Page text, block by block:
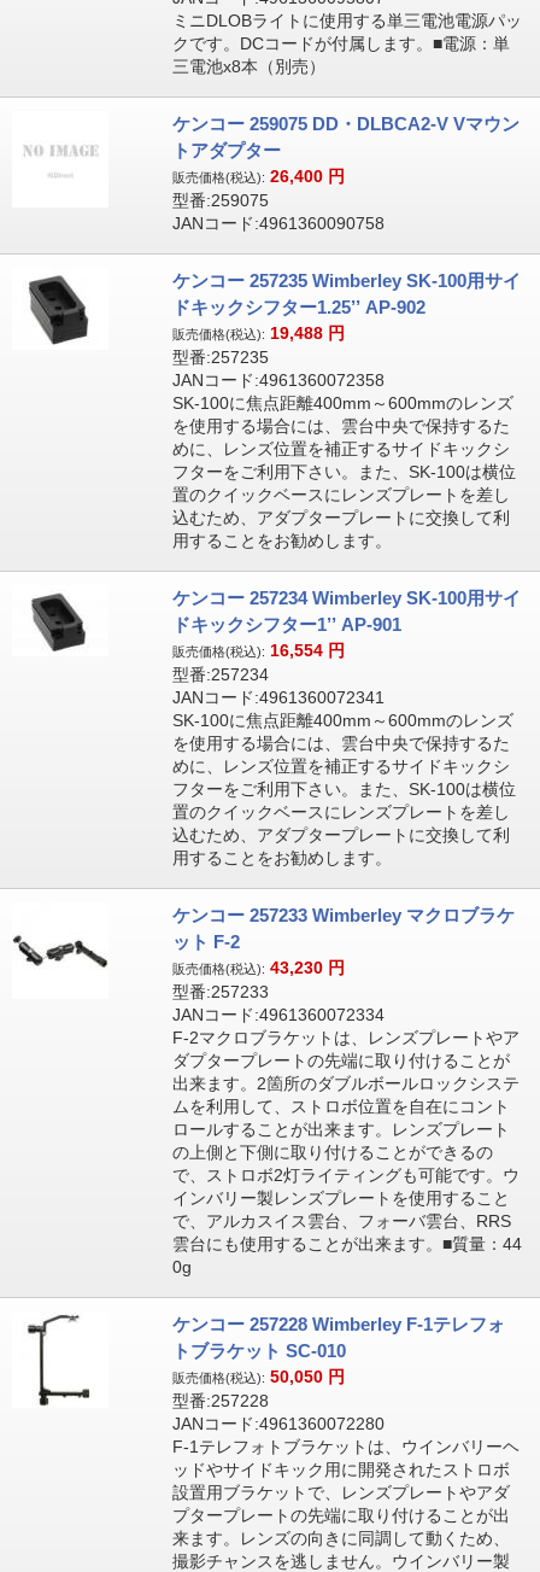
ミニDLOBライトに使用する単三電池電源パッ
クです。DCコードが付属します。■電源：単
三電池x8本（別売）
ケンコー 259075 DD・DLBCA2-V Vマウン
トアダプター
販売価格(税込): 26,400 円
型番:259075
JANコード:4961360090758
ケンコー 257235 Wimberley SK-100用サイ
ドキックシフター1.25’’ AP-902
販売価格(税込): 19,488 円
型番:257235
JANコード:4961360072358
SK-100に焦点距離400mm～600mmのレンズ
を使用する場合には、雲台中央で保持するた
めに、レンズ位置を補正するサイドキックシ
フターをご利用下さい。また、SK-100は横位
置のクイックベースにレンズプレートを差し
込むため、アダプタープレートに交換して利
用することをお勧めします。
ケンコー 257234 Wimberley SK-100用サイ
ドキックシフター1’’ AP-901
販売価格(税込): 16,554 円
型番:257234
JANコード:4961360072341
SK-100に焦点距離400mm～600mmのレンズ
を使用する場合には、雲台中央で保持するた
めに、レンズ位置を補正するサイドキックシ
フターをご利用下さい。また、SK-100は横位
置のクイックベースにレンズプレートを差し
込むため、アダプタープレートに交換して利
用することをお勧めします。
ケンコー 257233 Wimberley マクロブラケ
ット F-2
販売価格(税込): 43,230 円
型番:257233
JANコード:4961360072334
F-2マクロブラケットは、レンズプレートやア
ダプタープレートの先端に取り付けることが
出来ます。2箇所のダブルボールロックシステ
ムを利用して、ストロボ位置を自在にコント
ロールすることが出来ます。レンズプレート
の上側と下側に取り付けることができるの
で、ストロボ2灯ライティングも可能です。ウ
インバリー製レンズプレートを使用すること
で、アルカスイス雲台、フォーバ雲台、RRS
雲台にも使用することが出来ます。■質量：44
0g
ケンコー 257228 Wimberley F-1テレフォ
トブラケット SC-010
販売価格(税込): 50,050 円
型番:257228
JANコード:4961360072280
F-1テレフォトブラケットは、ウインバリーヘ
ッドやサイドキック用に開発されたストロボ
設置用ブラケットで、レンズプレートやアダ
プタープレートの先端に取り付けることが出
来ます。レンズの向きに同調して動くため、
撮影チャンスを逃しません。ウインバリー製